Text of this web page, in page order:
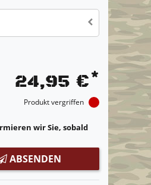
24,95 €*
Produkt vergriffen
wir Sie, sobald
ABSENDEN